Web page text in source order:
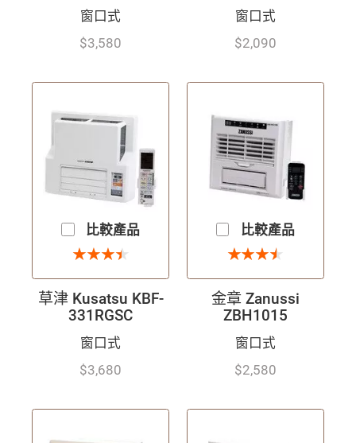
窗口式
$3,580
窗口式
$2,090
比較產品
3.5 星
★
★★
★★
★★
★
草津 Kusatsu KBF-
331RGSC
窗口式
$3,680
比較產品
3.5 星
★
★★
★★
★★
★
金章 Zanussi
ZBH1015
窗口式
$2,580